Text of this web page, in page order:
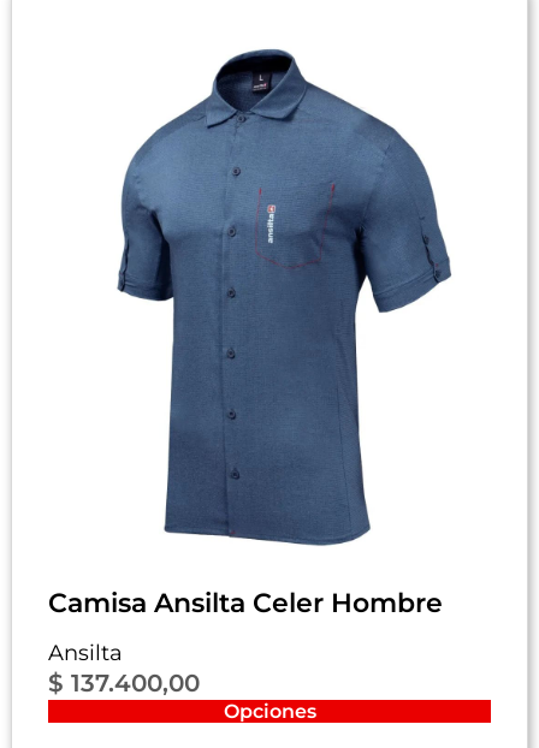
Camisa Ansilta Celer Hombre
Ansilta
$ 137.400,00
Opciones